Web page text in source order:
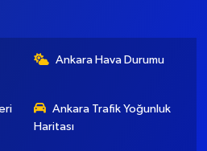
Ankara Hava Durumu
Ankara Trafik Yoğunluk
Haritası